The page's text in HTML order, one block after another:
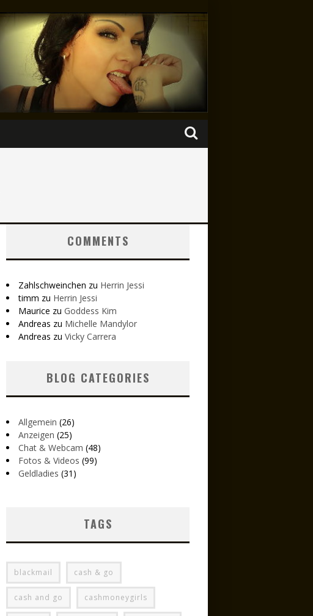
COMMENTS
Zahlschweinchen zu Herrin Jessi
timm zu Herrin Jessi
Maurice zu Goddess Kim
Andreas zu Michelle Mandylor
Andreas zu Vicky Carrera
BLOG CATEGORIES
Allgemein (26)
Anzeigen (25)
Chat & Webcam (48)
Fotos & Videos (99)
Geldladies (31)
TAGS
blackmail cash & go
cash and go cashmoneygirls